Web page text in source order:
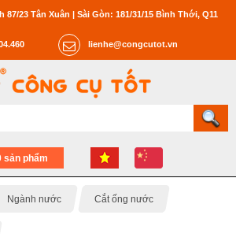
87/23 Tân Xuân | Sài Gòn: 181/31/15 Bình Thới, Q11
lienhe@congcutot.vn
sản phẩm
Ngành nước Cắt ống nước